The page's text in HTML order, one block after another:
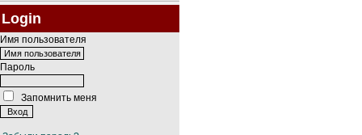
Login
Имя пользователя
Пароль
Запомнить меня